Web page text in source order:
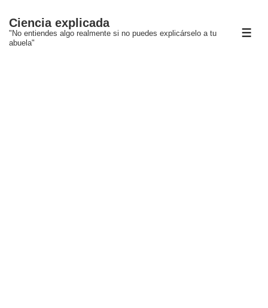
Saltar
Ciencia explicada
"No entiendes algo realmente si no puedes explicárselo a tu
abuela"